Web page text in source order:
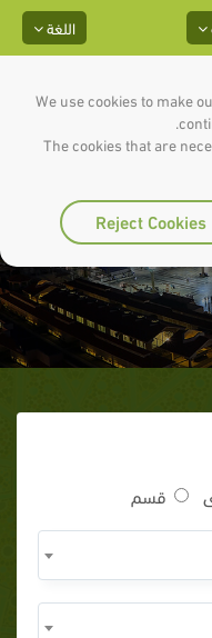
We use cookies to make
The cookies that are
Reject Cookies
اللغة
قسم